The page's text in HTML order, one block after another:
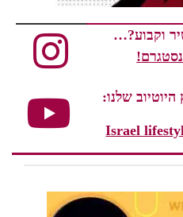
וקבוע?…
שלנו:
Israel